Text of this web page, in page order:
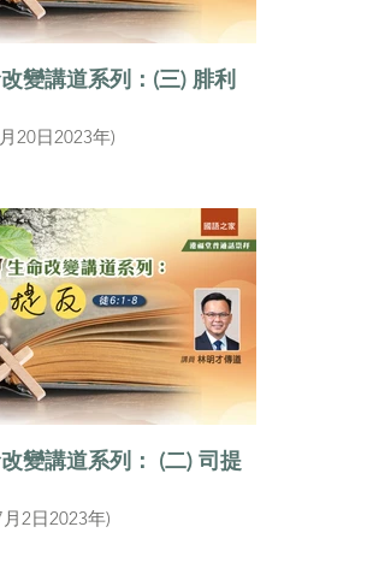
變講道系列：(三) 腓利
20日2023年)
變講道系列： (二) 司提
2日2023年)